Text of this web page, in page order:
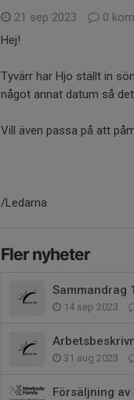
21 sep 2023
0
Hej!
Tyvärr har Hjo ställt in
något annat datum så
Vill även passa på att
/Ledarna
Fler nyheter
Sammandrag
14 sep 2023
31 aug 2023
Försäljning av